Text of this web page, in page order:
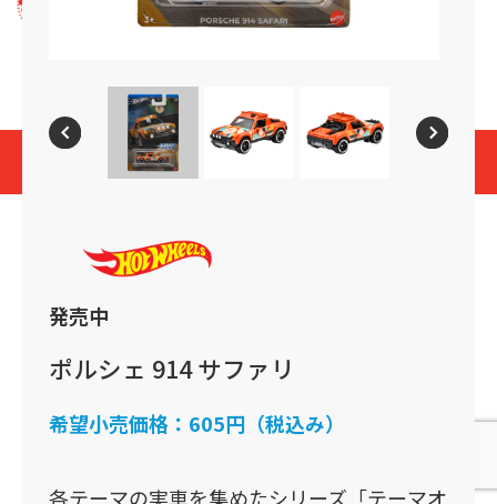
発売中
ポルシェ 914 サファリ
希望小売価格： 605円（税込み）
各テーマの実車を集めたシリーズ「テーマオ
プライバシーポリシー
Cookies and Related Technology Notice
© 2026 Mattel. All Rights Reserved.